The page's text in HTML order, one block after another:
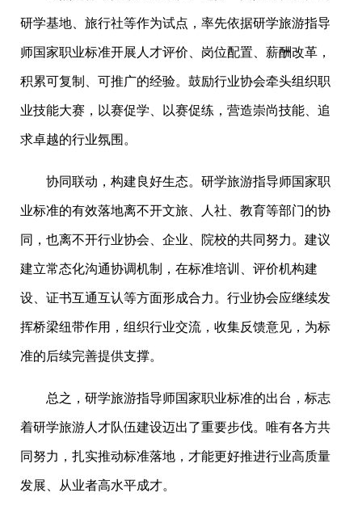
研学基地、旅行社等作为试点，率先依据研学旅游指导
师国家职业标准开展人才评价、岗位配置、薪酬改革，
积累可复制、可推广的经验。鼓励行业协会牵头组织职
业技能大赛，以赛促学、以赛促练，营造崇尚技能、追
求卓越的行业氛围。
协同联动，构建良好生态。研学旅游指导师国家职
业标准的有效落地离不开文旅、人社、教育等部门的协
同，也离不开行业协会、企业、院校的共同努力。建议
建立常态化沟通协调机制，在标准培训、评价机构建
设、证书互通互认等方面形成合力。行业协会应继续发
挥桥梁纽带作用，组织行业交流，收集反馈意见，为标
准的后续完善提供支撑。
总之，研学旅游指导师国家职业标准的出台，标志
着研学旅游人才队伍建设迈出了重要步伐。唯有各方共
同努力，扎实推动标准落地，才能更好推进行业高质量
发展、从业者高水平成才。